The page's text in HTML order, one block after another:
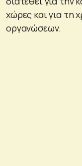
χώρες και για τη
οργανώσεων.